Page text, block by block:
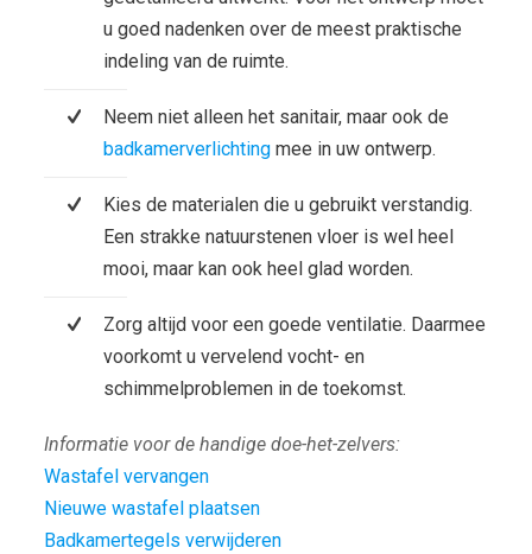
u goed nadenken over de meest praktische
indeling van de ruimte.
Neem niet alleen het sanitair, maar ook de
badkamerverlichtingmee in uw ontwerp.
Kies de materialen die u gebruikt verstandig.
Een strakke natuurstenen vloer is wel heel
mooi, maar kan ook heel glad worden.
Zorg altijd voor een goede ventilatie. Daarmee
voorkomt u vervelend vocht- en
schimmelproblemen in de toekomst.
Informatie voor de handige doe-het-zelvers:
Wastafel vervangen
Nieuwe wastafel plaatsen
Badkamertegels verwijderen